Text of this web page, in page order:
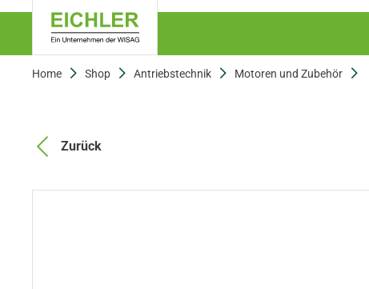
Home Shop Antriebstechnik Motoren und Zubehör
Zurück